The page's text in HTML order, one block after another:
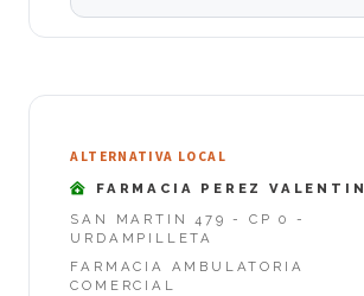
ALTERNATIVA LOCAL
FARMACIA PEREZ VALENTIN
SAN MARTIN 479 - CP 0 -
URDAMPILLETA
FARMACIA AMBULATORIA
COMERCIAL